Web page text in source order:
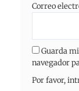
Correo
Guarda
navegador
Por favor,